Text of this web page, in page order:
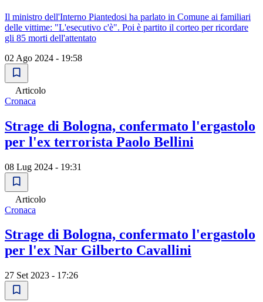
Il ministro dell'Interno Piantedosi ha parlato in Comune ai familiari
delle vittime: "L'esecutivo c'è". Poi è partito il corteo per ricordare
gli 85 morti dell'attentato
02 Ago 2024 - 19:58
Articolo
Cronaca
Strage di Bologna, confermato l'ergastolo
per l'ex terrorista Paolo Bellini
08 Lug 2024 - 19:31
Articolo
Cronaca
Strage di Bologna, confermato l'ergastolo
per l'ex Nar Gilberto Cavallini
27 Set 2023 - 17:26